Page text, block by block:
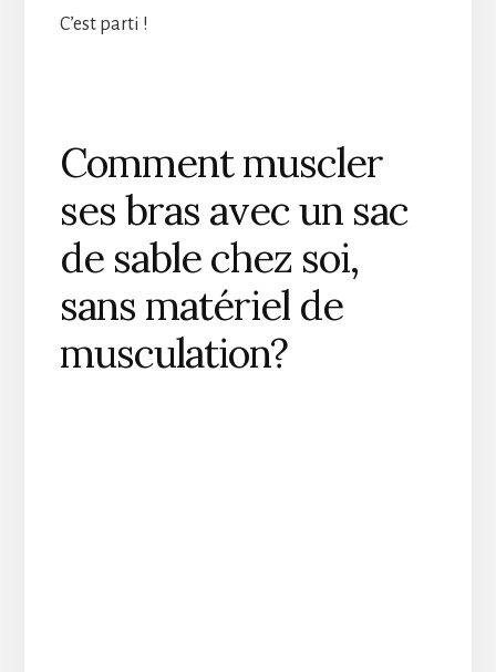
C’est parti !
Comment muscler
ses bras avec un sac
de sable chez soi,
sans matériel de
musculation?